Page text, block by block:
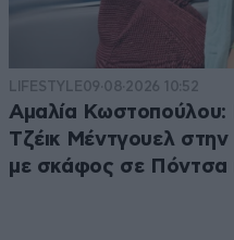
LIFESTYLE09·08·2026 10:52
Αμαλία Κωστοπούλου:
Τζέικ Μέντγουελ
με σκάφος σε Πόντσα